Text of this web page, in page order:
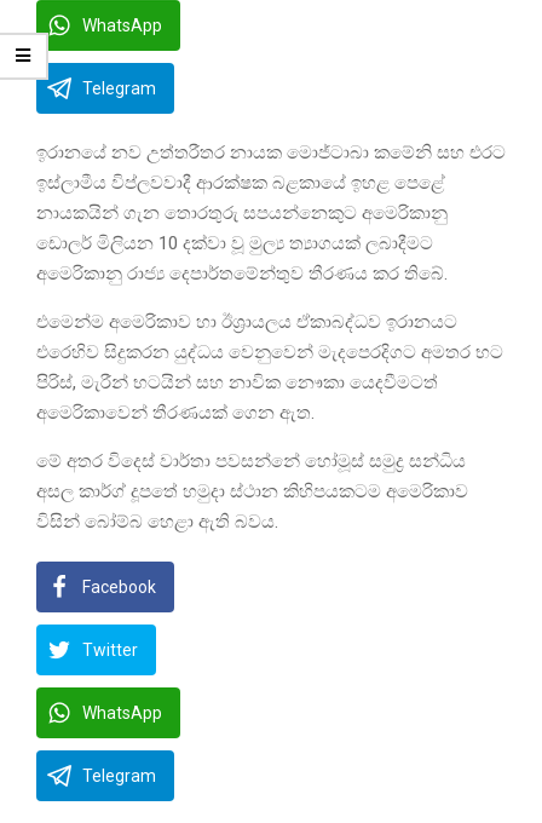
WhatsApp
Telegram
ඉරානයේ නව උත්තරීතර නායක මොජ්ටාබා කමේනි සහ එරට
ඉස්ලාමීය විප්ලවවාදී ආරක්ෂක බළකායේ ඉහළ පෙළේ
නායකයින් ගැන තොරතුරු සපයන්නෙකුට අමෙරිකානු
ඩොලර් මිලියන 10 දක්වා වූ මුල්‍ය ත්‍යාගයක් ලබාදීමට
අමෙරිකානු රාජ්‍ය දෙපාර්තමේන්තුව තීරණය කර තිබේ.
එමෙන්ම අමෙරිකාව හා ඊශ්‍රායලය ඒකාබද්ධව ඉරානයට
එරෙහිව සිදුකරන යුද්ධය වෙනුවෙන් මැදපෙරදිගට අමතර භට
පිරිස්, මැරීන් භටයින් සහ නාවික නෞකා යෙදවීමටත්
අමෙරිකාවෙන් තීරණයක් ගෙන ඇත.
මේ අතර විදෙස් වාර්තා පවසන්නේ හෝමූස් සමුද්‍ර සන්ධිය
අසල කාර්ග් දූපතේ හමුදා ස්ථාන කිහිපයකටම අමෙරිකාව
විසින් බෝම්බ හෙළා ඇති බවය.
Facebook
Twitter
WhatsApp
Telegram